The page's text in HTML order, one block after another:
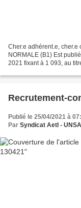
Cher.e adhérent.e,
NORMALE (B1) Est
2021 fixant à 1 093, au
Recrutement-
Publié le 25/04/2021 à
Par Syndicat AetI - UNSA